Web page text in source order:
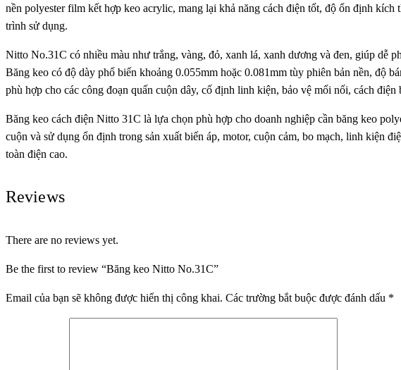
nền polyester film kết hợp keo acrylic, mang lại khả năng cách điện tốt, độ ổn định
trình sử dụng.
Nitto No.31C có nhiều màu như trắng, vàng, đỏ, xanh lá, xanh dương và đen, giúp dễ
Băng keo có độ dày phổ biến khoảng 0.055mm hoặc 0.081mm tùy phiên bản nền, độ
phù hợp cho các công đoạn quấn cuộn dây, cố định linh kiện, bảo vệ mối nối, cách
Băng keo cách điện Nitto 31C là lựa chọn phù hợp cho doanh nghiệp cần băng keo
cuộn và sử dụng ổn định trong sản xuất biến áp, motor, cuộn cảm, bo mạch, linh kiện
toàn điện cao.
Reviews
There are no reviews yet.
Be the first to review “Băng keo Nitto No.31C”
Email của bạn sẽ không được hiển thị công khai. Các trường bắt buộc được đánh dấu *